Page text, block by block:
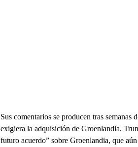
Sus comentarios se producen tras
exigiera la adquisición de Groenlandia.
futuro acuerdo” sobre Groenlandia, que